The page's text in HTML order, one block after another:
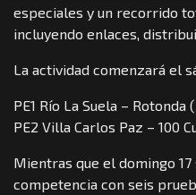
especiales y un recorrido
incluyendo enlaces,
La actividad comenzará el
PE1 Río La Suela – Rotonda
PE2 Villa Carlos Paz – 100
Mientras que el domingo
competencia con seis